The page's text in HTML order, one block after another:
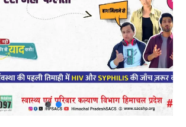
भ्रष्टाचार से अर्जित संपत्ति जब्त कर गरीबों में बांटेगी हिमाचल सरकार -CM
नितिन गडकरी से मिले विक्रमादित्य सिंह, हिमाचल की सड़क परियोजनाओं को
मिली बड़ी सौगात